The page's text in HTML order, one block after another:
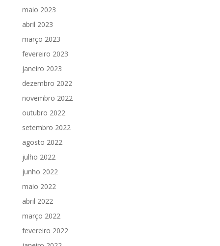
maio 2023
abril 2023
março 2023
fevereiro 2023
janeiro 2023
dezembro 2022
novembro 2022
outubro 2022
setembro 2022
agosto 2022
julho 2022
junho 2022
maio 2022
abril 2022
março 2022
fevereiro 2022